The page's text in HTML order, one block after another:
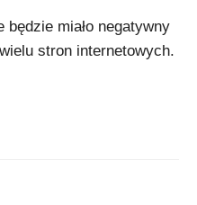
miało negatywny
stron internetowych.